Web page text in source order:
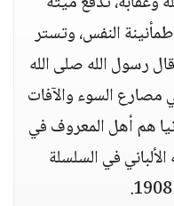
النفس، وتستر
رسول الله صلى الله
مصارع السوء والآفات
هم أهل المعروف في
في السلسلة